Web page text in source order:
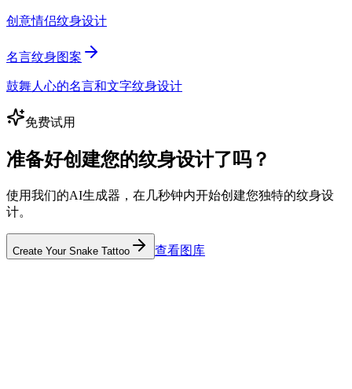
创意情侣纹身设计
名言纹身图案
鼓舞人心的名言和文字纹身设计
免费试用
准备好创建您的纹身设计了吗？
使用我们的AI生成器，在几秒钟内开始创建您独特的纹身设
计。
Create Your Snake Tattoo 查看图库